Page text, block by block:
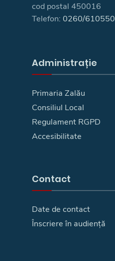
cod postal 450016
Telefon: 0260/610550
Administrație
Primaria Zalău
Consiliul Local
Regulament RGPD
Accesibilitate
Contact
Date de contact
Înscriere în audiență